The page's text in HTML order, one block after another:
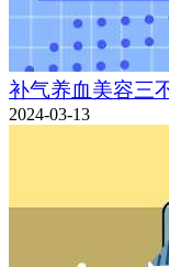
补气养血美容三
2024-03-13